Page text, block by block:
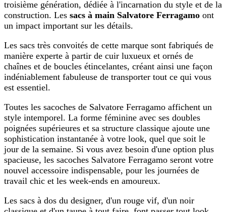
troisième génération, dédiée à l'incarnation du style et de la
construction. Les sacs à main Salvatore Ferragamo ont
un impact important sur les détails.
Les sacs très convoités de cette marque sont fabriqués de
manière experte à partir de cuir luxueux et ornés de
chaînes et de boucles étincelantes, créant ainsi une façon
indéniablement fabuleuse de transporter tout ce qui vous
est essentiel.
Toutes les sacoches de Salvatore Ferragamo affichent un
style intemporel. La forme féminine avec ses doubles
poignées supérieures et sa structure classique ajoute une
sophistication instantanée à votre look, quel que soit le
jour de la semaine. Si vous avez besoin d'une option plus
spacieuse, les sacoches Salvatore Ferragamo seront votre
nouvel accessoire indispensable, pour les journées de
travail chic et les week-ends en amoureux.
Les sacs à dos du designer, d'un rouge vif, d'un noir